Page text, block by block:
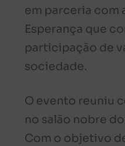
em parceria com
Esperança que
participação de
sociedade.
O evento reuniu
no salão nobre
Com o objetivo